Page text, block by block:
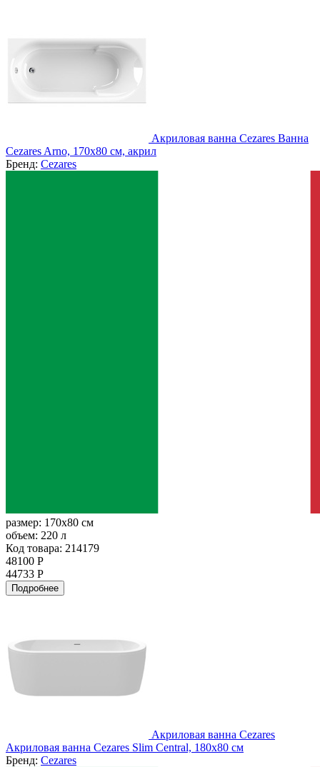
Акриловая ванна Cezares Ванна
Cezares Arno, 170x80 см, акрил
Бренд: Cezares
размер: 170x80 см
объем: 220 л
Код товара: 214179
48100 Р
44733 Р
Подробнее
Акриловая ванна Cezares
Акриловая ванна Cezares Slim Central, 180x80 см
Бренд: Cezares